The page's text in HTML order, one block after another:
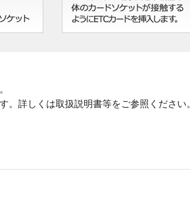
詳しくは取扱説明書等をご参照ください。